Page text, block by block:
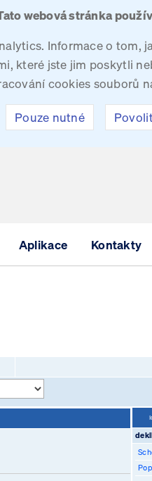
webová stránka
Informace o
které jste jim poskytli
cookies souborů
Pouze nutné
Aplikace Kontakty